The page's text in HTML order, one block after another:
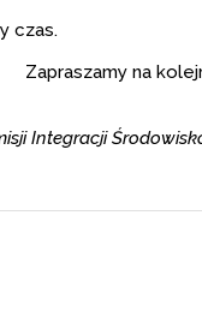
czas.
Zapraszamy na
Integracji